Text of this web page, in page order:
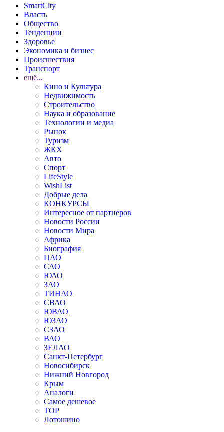
SmartCity
Власть
Общество
Тенденции
Здоровье
Экономика и бизнес
Происшествия
Транспорт
ещё...
Кино и Культура
Недвижимость
Строительство
Наука и образование
Технологии и медиа
Рынок
Туризм
ЖКХ
Авто
Спорт
LifeStyle
WishList
Добрые дела
КОНКУРСЫ
Интересное от партнеров
Новости России
Новости Мира
Африка
Биография
ЦАО
САО
ЮАО
ЗАО
ТИНАО
СВАО
ЮВАО
ЮЗАО
СЗАО
ВАО
ЗЕЛАО
Санкт-Петербург
Новосибирск
Нижний Новгород
Крым
Аналоги
Самое дешевое
TOP
Лотошино